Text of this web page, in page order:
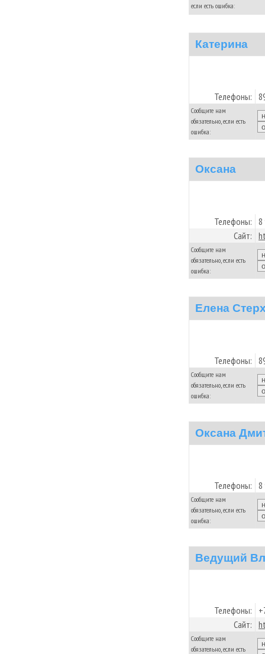
если есть ошибка:
Катерина
Телефоны:
Сообщите нам
обязательно, если есть
ошибка:
Оксана
Телефоны: 8
Сайт:
Сообщите нам
обязательно, если есть
ошибка:
Елена
Телефоны:
Сообщите нам
обязательно, если есть
ошибка:
Оксана
Телефоны: 8
Сообщите нам
обязательно, если есть
ошибка:
Bедущий
Телефоны:
Сайт:
Сообщите нам
обязательно, если есть